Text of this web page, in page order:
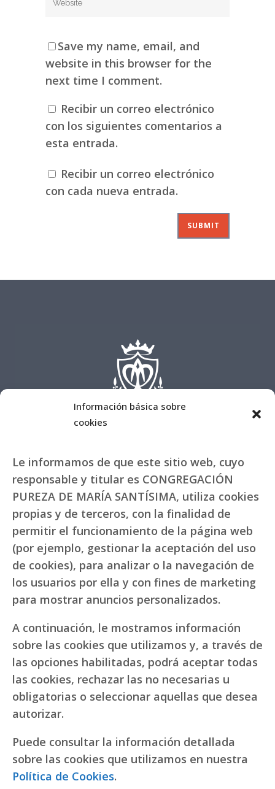
Información básica sobre
cookies
Le informamos de que este sitio web, cuyo
responsable y titular es CONGREGACIÓN
PUREZA DE MARÍA SANTÍSIMA, utiliza cookies
propias y de terceros, con la finalidad de
permitir el funcionamiento de la página web
(por ejemplo, gestionar la aceptación del uso
de cookies), para analizar o la navegación de
los usuarios por ella y con fines de marketing
para mostrar anuncios personalizados.
A continuación, le mostramos información
sobre las cookies que utilizamos y, a través de
las opciones habilitadas, podrá aceptar todas
las cookies, rechazar las no necesarias u
obligatorias o seleccionar aquellas que desea
autorizar.
Puede consultar la información detallada
sobre las cookies que utilizamos en nuestra
Política de Cookies.
Save my name, email, and
website in this browser for the
next time I comment.
Recibir un correo electrónico
con los siguientes comentarios a
esta entrada.
Recibir un correo electrónico
con cada nueva entrada.